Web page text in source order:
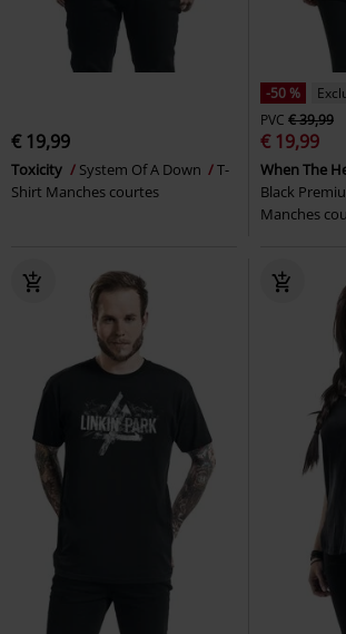
€ 19,99
Toxicity System Of A Down
T-
Shirt Manches courtes
-50 %
PVC € 39,99
€ 19,99
When The
Black
Manches